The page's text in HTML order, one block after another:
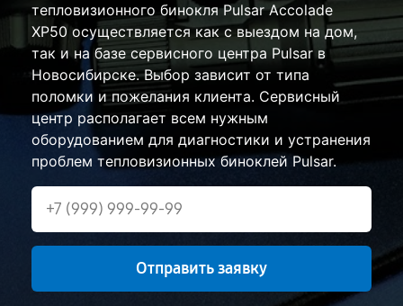
тепловизионного бинокля Pulsar Accolade
XP50 осуществляется как с выездом на дом,
так и на базе сервисного центра Pulsar в
Новосибирске. Выбор зависит от типа
поломки и пожелания клиента. Сервисный
центр располагает всем нужным
оборудованием для диагностики и устранения
проблем тепловизионных биноклей Pulsar.
Отправить заявку